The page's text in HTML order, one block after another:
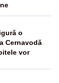
o
Cernavodă
vor